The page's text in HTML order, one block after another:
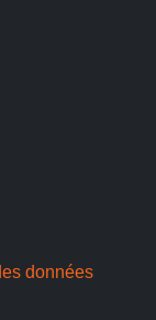
données